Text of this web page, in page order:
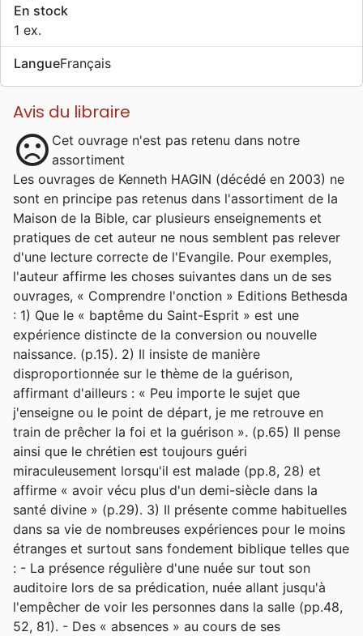
En stock
1 ex.
LangueFrançais
Avis du libraire
sentiment_dissatisfied Cet ouvrage n'est pas retenu dans notre
assortiment
Les ouvrages de Kenneth HAGIN (décédé en 2003) ne
sont en principe pas retenus dans l'assortiment de la
Maison de la Bible, car plusieurs enseignements et
pratiques de cet auteur ne nous semblent pas relever
d'une lecture correcte de l'Evangile. Pour exemples,
l'auteur affirme les choses suivantes dans un de ses
ouvrages, « Comprendre l'onction » Editions Bethesda
: 1) Que le « baptême du Saint-Esprit » est une
expérience distincte de la conversion ou nouvelle
naissance. (p.15). 2) Il insiste de manière
disproportionnée sur le thème de la guérison,
affirmant d'ailleurs : « Peu importe le sujet que
j'enseigne ou le point de départ, je me retrouve en
train de prêcher la foi et la guérison ». (p.65) Il pense
ainsi que le chrétien est toujours guéri
miraculeusement lorsqu'il est malade (pp.8, 28) et
affirme « avoir vécu plus d'un demi-siècle dans la
santé divine » (p.29). 3) Il présente comme habituelles
dans sa vie de nombreuses expériences pour le moins
étranges et surtout sans fondement biblique telles que
: - La présence régulière d'une nuée sur tout son
auditoire lors de sa prédication, nuée allant jusqu'à
l'empêcher de voir les personnes dans la salle (pp.48,
52, 81). - Des « absences » au cours de ses